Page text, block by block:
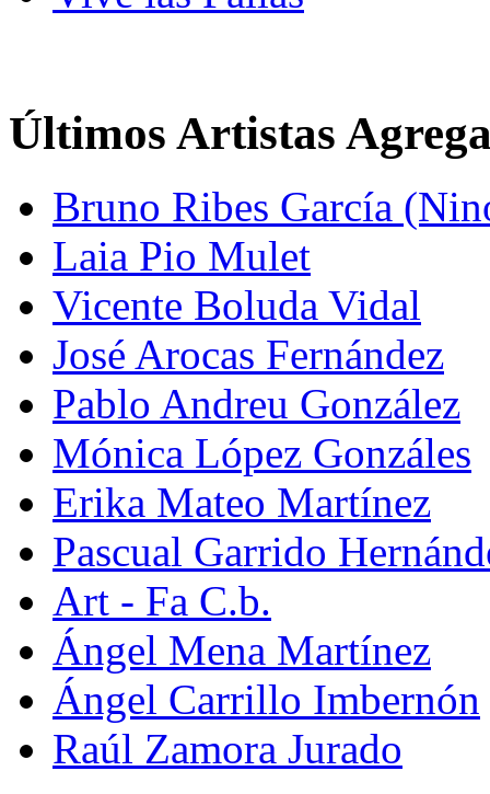
Últimos Artistas
Bruno Ribes García
Laia Pio Mulet
Vicente Boluda Vidal
José Arocas Fernández
Pablo Andreu González
Mónica López Gonzáles
Erika Mateo Martínez
Pascual Garrido
Art - Fa C.b.
Ángel Mena Martínez
Ángel Carrillo Imbernón
Raúl Zamora Jurado